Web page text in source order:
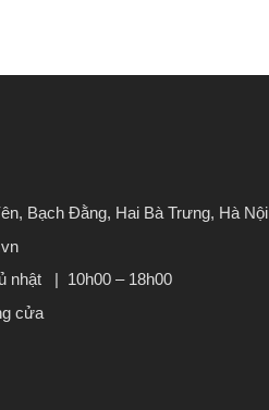
Bạch Đằng, Hai Bà Trưng, Hà Nội
nhật | 10h00 – 18h00